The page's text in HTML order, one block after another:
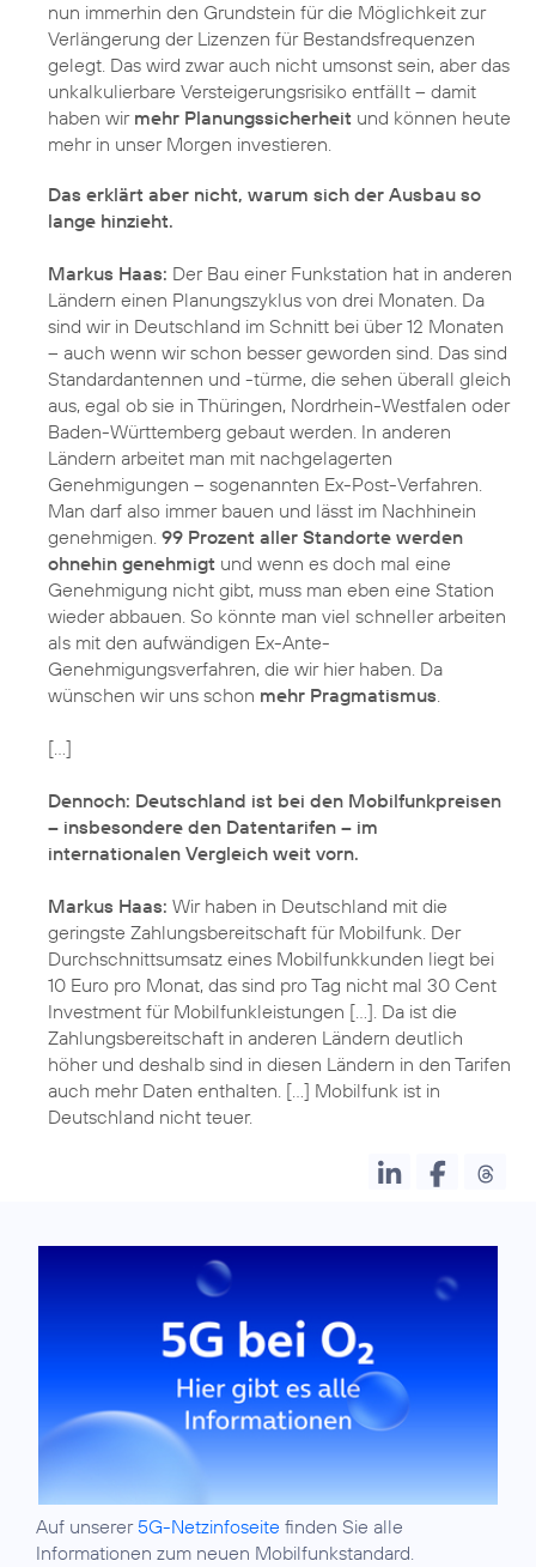
nun immerhin den Grundstein für die Möglichkeit zur
Verlängerung der Lizenzen für Bestandsfrequenzen
gelegt. Das wird zwar auch nicht umsonst sein, aber das
unkalkulierbare Versteigerungsrisiko entfällt – damit
haben wir mehr Planungssicherheit und können heute
mehr in unser Morgen investieren.
Das erklärt aber nicht, warum sich der Ausbau so
lange hinzieht.
Markus Haas: Der Bau einer Funkstation hat in anderen
Ländern einen Planungszyklus von drei Monaten. Da
sind wir in Deutschland im Schnitt bei über 12 Monaten
– auch wenn wir schon besser geworden sind. Das sind
Standardantennen und -türme, die sehen überall gleich
aus, egal ob sie in Thüringen, Nordrhein-Westfalen oder
Baden-Württemberg gebaut werden. In anderen
Ländern arbeitet man mit nachgelagerten
Genehmigungen – sogenannten Ex-Post-Verfahren.
Man darf also immer bauen und lässt im Nachhinein
genehmigen. 99 Prozent aller Standorte werden
ohnehin genehmigt und wenn es doch mal eine
Genehmigung nicht gibt, muss man eben eine Station
wieder abbauen. So könnte man viel schneller arbeiten
als mit den aufwändigen Ex-Ante-
Genehmigungsverfahren, die wir hier haben. Da
wünschen wir uns schon mehr Pragmatismus
[...]
Dennoch: Deutschland ist bei den Mobilfunkpreisen
– insbesondere den Datentarifen – im
internationalen Vergleich weit vorn.
Markus Haas: Wir haben in Deutschland mit die
geringste Zahlungsbereitschaft für Mobilfunk. Der
Durchschnittsumsatz eines Mobilfunkkunden liegt bei
10 Euro pro Monat, das sind pro Tag nicht mal 30 Cent
Investment für Mobilfunkleistungen [...]. Da ist die
Zahlungsbereitschaft in anderen Ländern deutlich
höher und deshalb sind in diesen Ländern in den Tarifen
auch mehr Daten enthalten. [...] Mobilfunk ist in
Auf unserer 5G-Netzinfoseite finden Sie alle
Informationen zum neuen Mobilfunkstandard.